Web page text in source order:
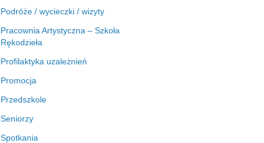
Podróże / wycieczki / wizyty
Pracownia Artystyczna – Szkoła
Rękodzieła
Profilaktyka uzależnień
Promocja
Przedszkole
Seniorzy
Spotkania